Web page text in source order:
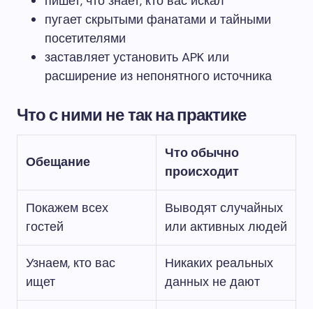
пугает скрытыми фанатами и тайными
посетителями
заставляет установить APK или
расширение из непонятного источника
Что с ними не так на практике
Обещание
Что обычно
происходит
Покажем всех
гостей
Выводят случайных
или активных людей
Узнаем, кто вас
ищет
Никаких реальных
данных не дают